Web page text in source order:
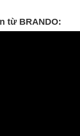
từ BRANDO: